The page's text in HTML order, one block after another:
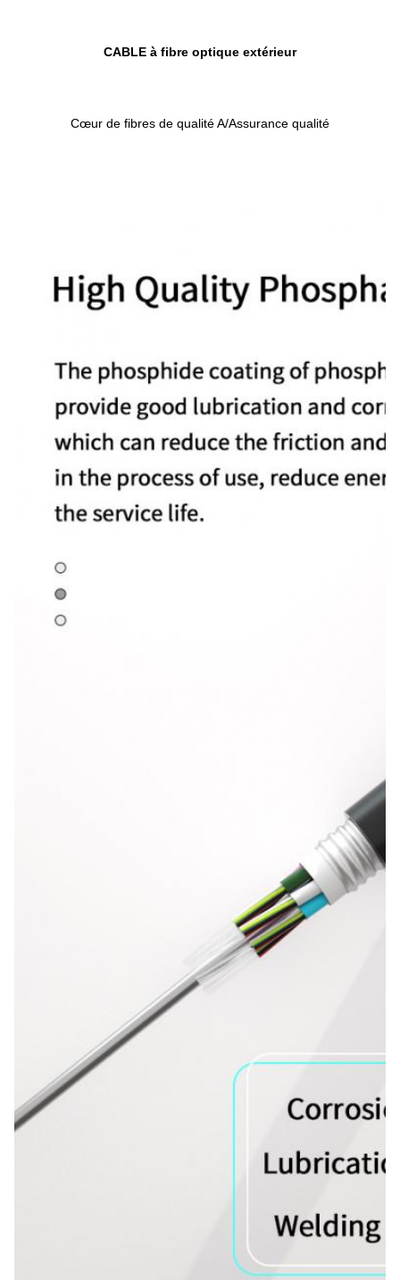
CABLE à fibre optique extérieur
Cœur de fibres de qualité A/Assurance qualité